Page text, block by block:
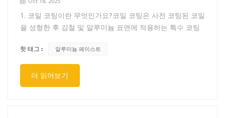
페이스트는 거울 필름, 반사 단열재, 태양광 패널 및 비상 담
요와 같은 응용 분야에 사용되는 반사 필름에 통합됩니다.
하는 데 도움이 됩니다. 건축 자재: 알루미늄 페이스트는 건
사용됩니다. 금속 지붕, 건물 정면 및 실내 장식과 같은 표면
에 금속 광택을 추가합니다. 전자제품 및 가전제품: 알루미
1. 코일 코팅이란 무엇인가요?코일 코팅은 사전 코팅된 코일
을 성형한 후 강철 및 알루미늄 표면에 적용하는 특수 코팅
연 도금 강판과 냉간 압연 강판은 프라이머와 상도 코팅이
필요합니다. 2. 요구 사항 알루미늄 페이스트 코일 코팅
용:① 일반적인 입자 크기: 8-10μm 미세 백색 및 모조 도금,
20μm/40μm 반짝이는 입자② 커버리지: 우수한 커버리지가
핫 태그 : 알루미늄 페이스트
더 읽어보기